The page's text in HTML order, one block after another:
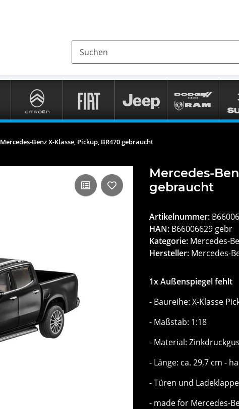
Mercedes-Benz X-Klasse, Pickup, BR470 gebraucht
Mercedes-
gebraucht
Artikelnummer:
HAN: B66006629 gebr
Kategorie: Mercedes-
Hersteller: Mercedes-
1x Außenspiegel fehlt
- Baureihe: X-Klasse
- Maßstab: 1:18
- Material:
- Länge: ca. 29,7 cm -
- Türen und
- made for Mercedes-